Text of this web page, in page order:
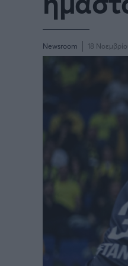
Newsroom 18